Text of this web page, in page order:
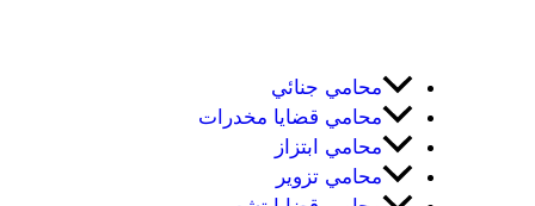
محامي جنائي
محامي قضايا مخدرات
محامي ابتزاز
محامي تزوير